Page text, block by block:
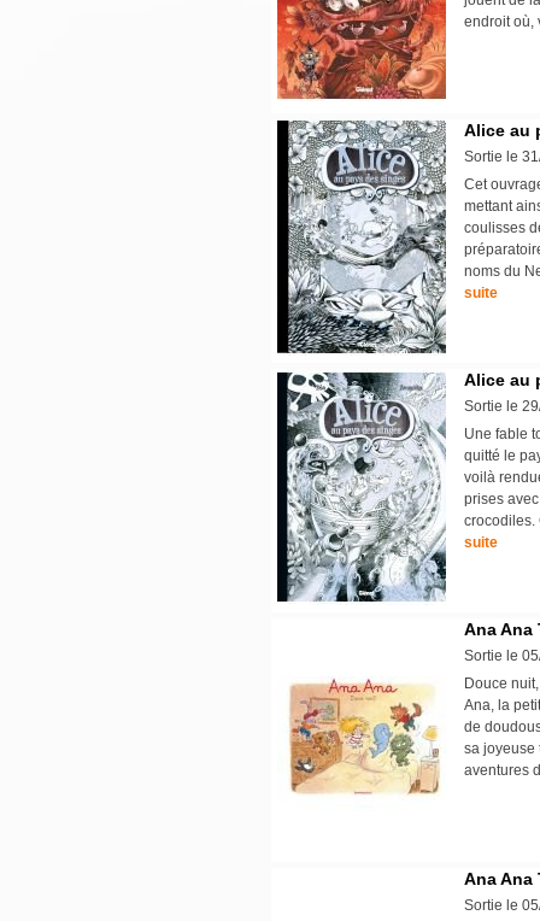
endroit où,
Alice au
Sortie le
Cet
mettant
coulisses
noms du
suite
Alice au
Sortie le
Une fable
quitté le
voilà
prises
crocodiles.
suite
Ana Ana
Sortie le
Douce
Ana, la
de
sa joyeuse
aventures
Ana Ana
Sortie le